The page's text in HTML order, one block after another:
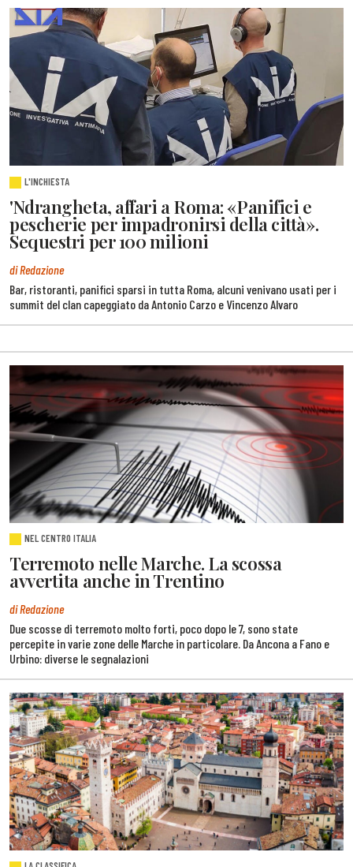
L'INCHIESTA
'Ndrangheta, affari a Roma: «Panifici e
pescherie per impadronirsi della città».
Sequestri per 100 milioni
di Redazione
Bar, ristoranti, panifici sparsi in tutta Roma, alcuni venivano usati per i
summit del clan capeggiato da Antonio Carzo e Vincenzo Alvaro
NEL CENTRO ITALIA
Terremoto nelle Marche. La scossa
avvertita anche in Trentino
di Redazione
Due scosse di terremoto molto forti, poco dopo le 7, sono state
percepite in varie zone delle Marche in particolare. Da Ancona a Fano e
Urbino: diverse le segnalazioni